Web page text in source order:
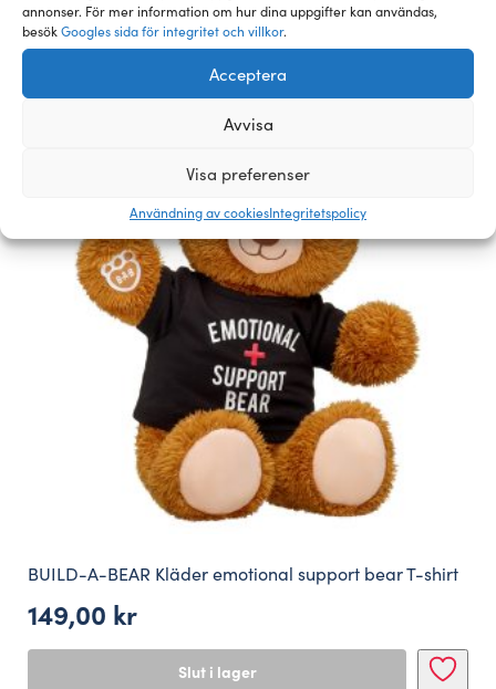
annonser. För mer information om hur dina uppgifter kan användas,
besök Googles sida för integritet och villkor.
Acceptera
Avvisa
Visa preferenser
Användning av cookiesIntegritetspolicy
tillbehör
BUILD-A-BEAR Kläder emotional support bear T-shirt
149,00 kr
Slut i lager